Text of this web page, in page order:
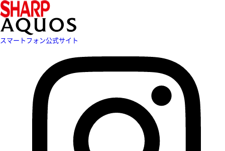
スマートフォン公式サイト